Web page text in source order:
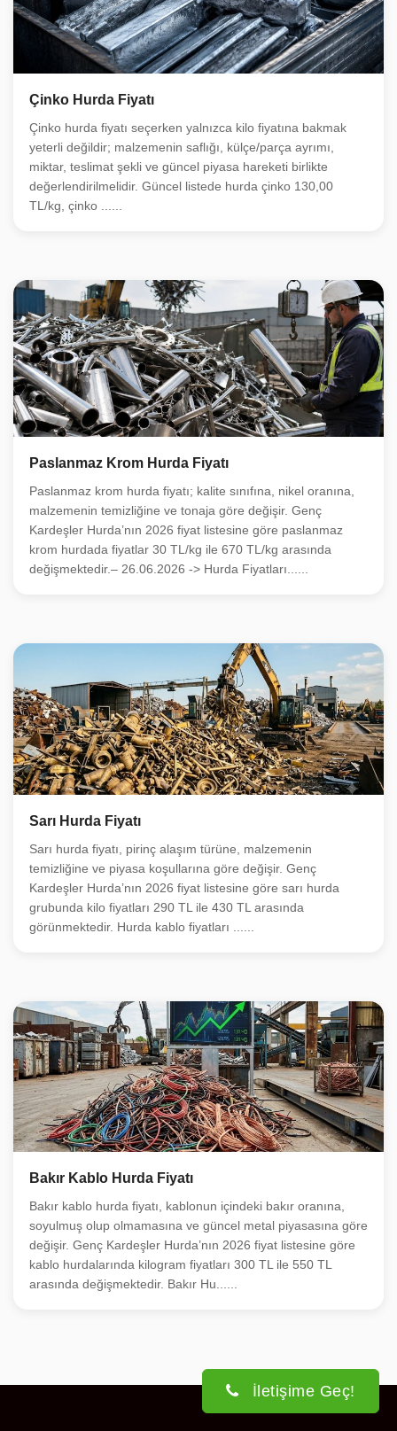
Çinko Hurda Fiyatı
Çinko hurda fiyatı seçerken yalnızca kilo fiyatına bakmak
yeterli değildir; malzemenin saflığı, külçe/parça ayrımı,
miktar, teslimat şekli ve güncel piyasa hareketi birlikte
değerlendirilmelidir. Güncel listede hurda çinko 130,00
TL/kg, çinko ......
Paslanmaz Krom Hurda Fiyatı
Paslanmaz krom hurda fiyatı; kalite sınıfına, nikel oranına,
malzemenin temizliğine ve tonaja göre değişir. Genç
Kardeşler Hurda’nın 2026 fiyat listesine göre paslanmaz
krom hurdada fiyatlar 30 TL/kg ile 670 TL/kg arasında
değişmektedir.– 26.06.2026 -> Hurda Fiyatları......
Sarı Hurda Fiyatı
Sarı hurda fiyatı, pirinç alaşım türüne, malzemenin
temizliğine ve piyasa koşullarına göre değişir. Genç
Kardeşler Hurda’nın 2026 fiyat listesine göre sarı hurda
grubunda kilo fiyatları 290 TL ile 430 TL arasında
görünmektedir. Hurda kablo fiyatları ......
Bakır Kablo Hurda Fiyatı
Bakır kablo hurda fiyatı, kablonun içindeki bakır oranına,
soyulmuş olup olmamasına ve güncel metal piyasasına göre
değişir. Genç Kardeşler Hurda’nın 2026 fiyat listesine göre
kablo hurdalarında kilogram fiyatları 300 TL ile 550 TL
arasında değişmektedir. Bakır Hu......
İletişime Geç!